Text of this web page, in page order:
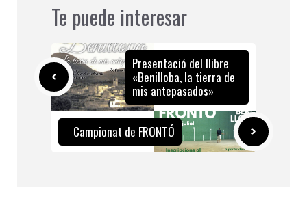
Te puede interesar
Presentació del llibre
«Benilloba, la tierra de
mis antepasados»
Campionat de FRONTÓ